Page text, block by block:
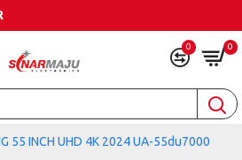
0 0
55 INCH UHD 4K 2024 UA-55du7000